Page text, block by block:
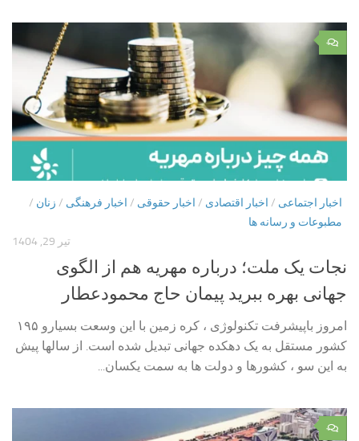
۰
اخبار اجتماعی / اخبار اقتصادی / اخبار حقوقی / اخبار فرهنگی / زنان /
مطبوعات و رسانه ها
تیر 29, 1404
نجات یک ملت؛ درباره مهریه هم از الگوی
جهانی بهره ببرید پیمان حاج محمودعطار
امروز باپیشرفت تکنولوژی ، کره زمین با این وسعت بسیارو ۱۹۵
کشور مستقل به یک دهکده جهانی تبدیل شده است. از سالها پیش
به این سو ، کشورها و دولت ها به سمت یکسان...
۰